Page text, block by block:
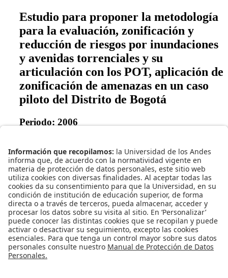
Estudio para proponer la metodología
para la evaluación, zonificación y
reducción de riesgos por inundaciones
y avenidas torrenciales y su
articulación con los POT, aplicación de
zonificación de amenazas en un caso
piloto del Distrito de Bogotá
Periodo: 2006
determinar una metodología que permita evaluar el riesgo por
inundaciones y avenidas torrenciales para zonificar y reducir el
riesgo. Además se implementará esta metodología en la
Quebrada Limas mediante una modelación hidrológica e
hidráulica.
Volver a la lista de proyectos.